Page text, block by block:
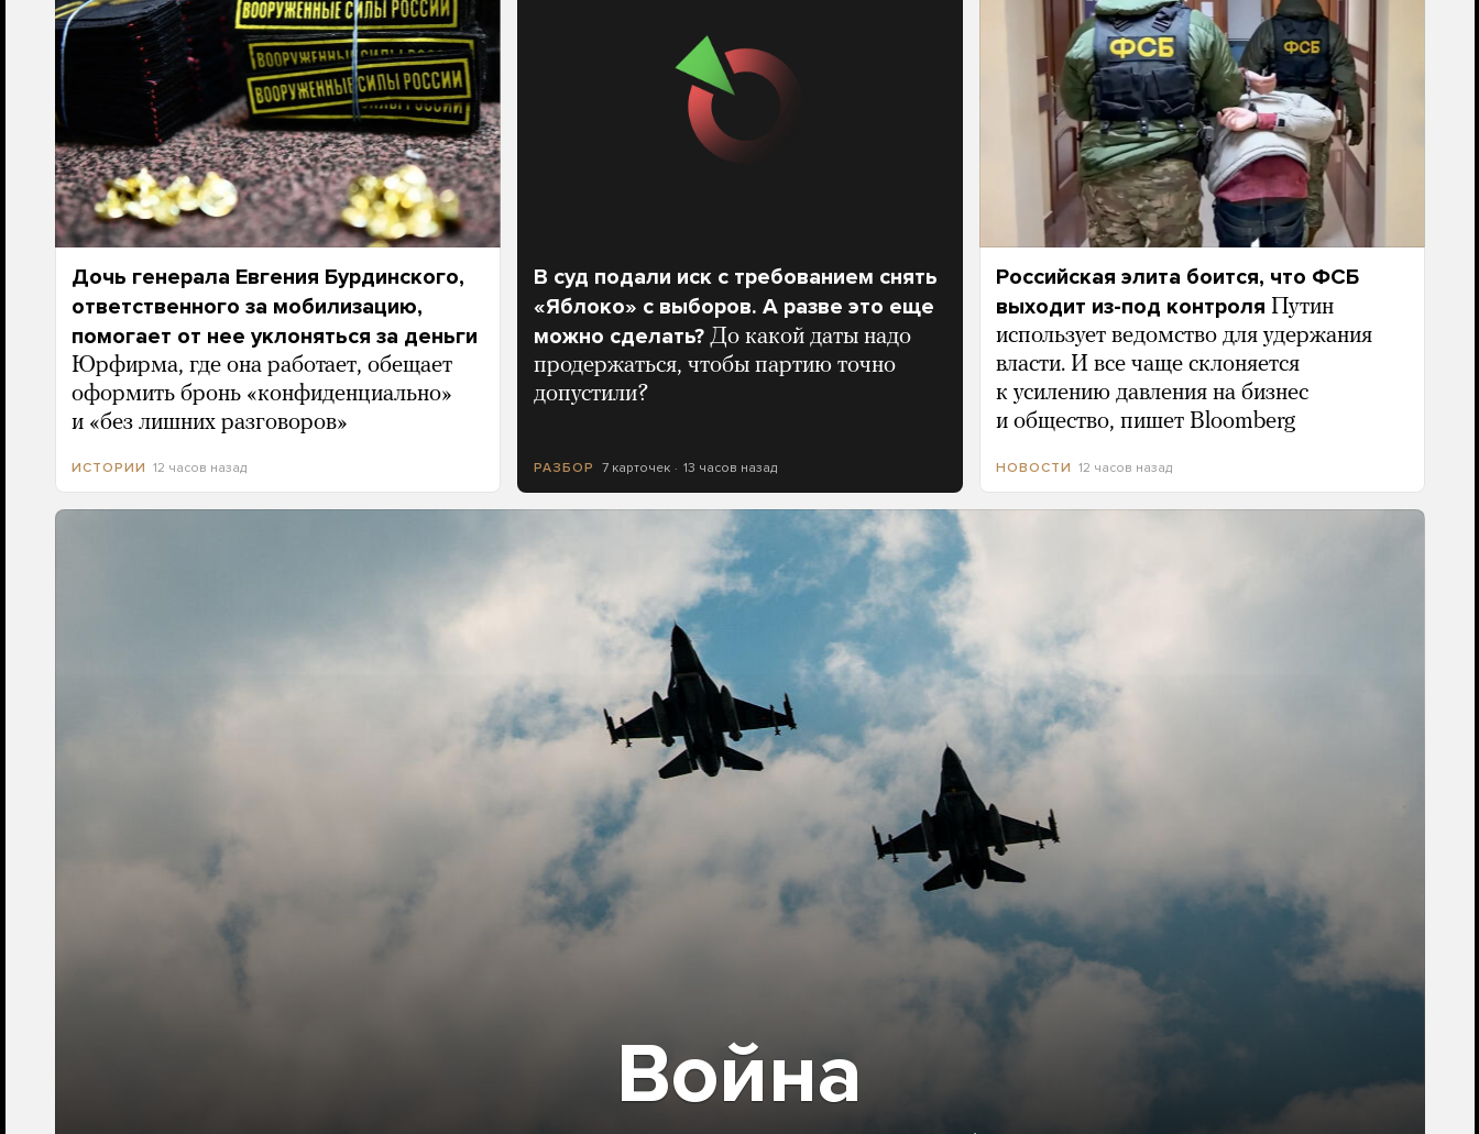
Дочь генерала Евгения Бурдинского,
ответственного за мобилизацию,
помогает от нее уклоняться за деньги
Юрфирма, где она работает, обещает
оформить бронь «конфиденциально»
и «без лишних разговоров»
ИСТОРИИ 12 часов назад
В суд подали иск с требованием снять
«Яблоко» с выборов. А разве это еще
можно сделать? До какой даты надо
продержаться, чтобы партию точно
допустили?
РАЗБОР 7 карточек 13 часов назад
Российская элита боится, что ФСБ
выходит из-под контроля Путин
использует ведомство для удержания
власти. И все чаще склоняется
к усилению давления на бизнес
и общество, пишет Bloomberg
НОВОСТИ 12 часов назад
Война